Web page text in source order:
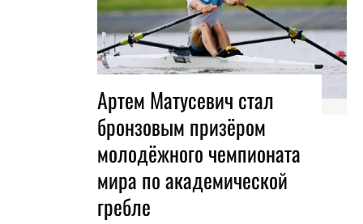
Артем Матусевич стал
бронзовым призёром
молодёжного чемпионата
мира по академической
гребле